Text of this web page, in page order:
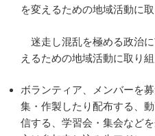
を変えるための地域活動に
迷走し混乱を極める政治
えるための地域活動に取り組
ボランティア、メンバーを
集・作製したり配布する、
信する、学習会・集会など